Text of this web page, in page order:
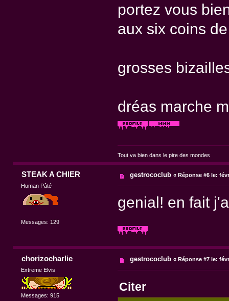
portez vous
aux six coins
grosses
dréas marche
Tout va bien dans le pire des mondes
STEAK A CHIER
Human Pâté
Messages: 129
gestrococlub «Réponse #6 le:
genial! en fait
chorizocharlie
Extreme Elvis
Messages: 915
gestrococlub «Réponse #7 le:
Citer